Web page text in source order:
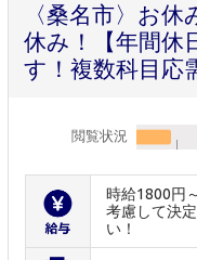
〈桑名市〉お
休み！【年間休
す！複数科目応
閲覧状況
時給1800円
考慮して決
い！